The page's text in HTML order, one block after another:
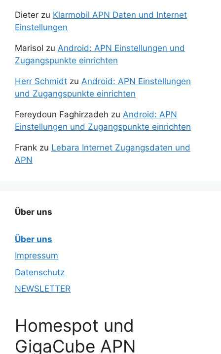
Dieter zu Klarmobil APN Daten und Internet
Einstellungen
Marisol zu Android: APN Einstellungen und
Zugangspunkte einrichten
Herr Schmidt zu Android: APN Einstellungen
und Zugangspunkte einrichten
Fereydoun Faghirzadeh zu Android: APN
Einstellungen und Zugangspunkte einrichten
Frank zu Lebara Internet Zugangsdaten und
APN
Über uns
Über uns
Impressum
Datenschutz
NEWSLETTER
Homespot und
GigaCube APN